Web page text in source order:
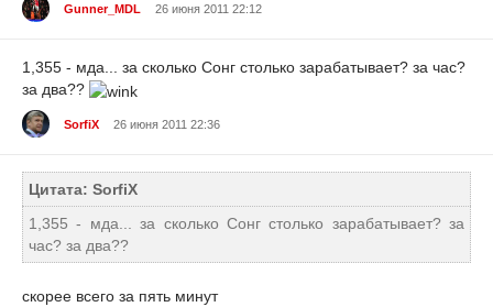
Gunner_MDL 26 июня 2011 22:12
1,355 - мда... за сколько Сонг столько зарабатывает? за час?
за два??
SorfiX 26 июня 2011 22:36
Цитата: SorfiX
1,355 - мда... за сколько Сонг столько зарабатывает? за
час? за два??
скорее всего за пять минут